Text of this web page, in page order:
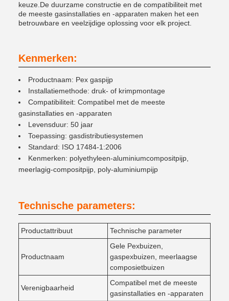
keuze.De duurzame constructie en de compatibiliteit met
de meeste gasinstallaties en -apparaten maken het een
betrouwbare en veelzijdige oplossing voor elk project.
Kenmerken:
Productnaam: Pex gaspijp
Installatiemethode: druk- of krimpmontage
Compatibiliteit: Compatibel met de meeste
gasinstallaties en -apparaten
Levensduur: 50 jaar
Toepassing: gasdistributiesystemen
Standard: ISO 17484-1:2006
Kenmerken: polyethyleen-aluminiumcompositpijp,
meerlagig-compositpijp, poly-aluminiumpijp
Technische parameters:
Productattribuut Technische parameter
Productnaam
Gele Pexbuizen,
gaspexbuizen, meerlaagse
composietbuizen
Verenigbaarheid
Compatibel met de meeste
gasinstallaties en -apparaten